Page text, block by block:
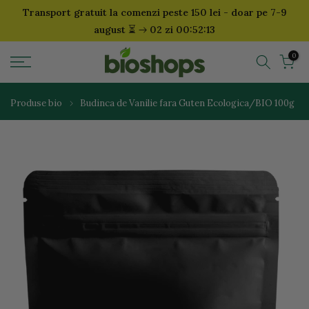
SariTransport gratuit la comenzi peste 150 lei - doar pe 7-9
august ⏳ 02 zi 00:52:13
0
Produse bio Budinca de Vanilie fara Guten Ecologica/BIO 100g